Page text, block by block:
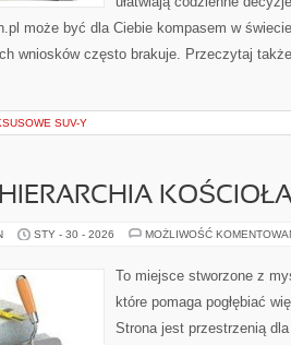
może być dla Ciebie kompasem w
wniosków często brakuje. Przeczytaj
SUV-Y
STY - 30 - 2026 MOŻLIWOŚĆ
To miejsce stworzone z
które pomaga pogłębiać
Strona jest przestrzenią